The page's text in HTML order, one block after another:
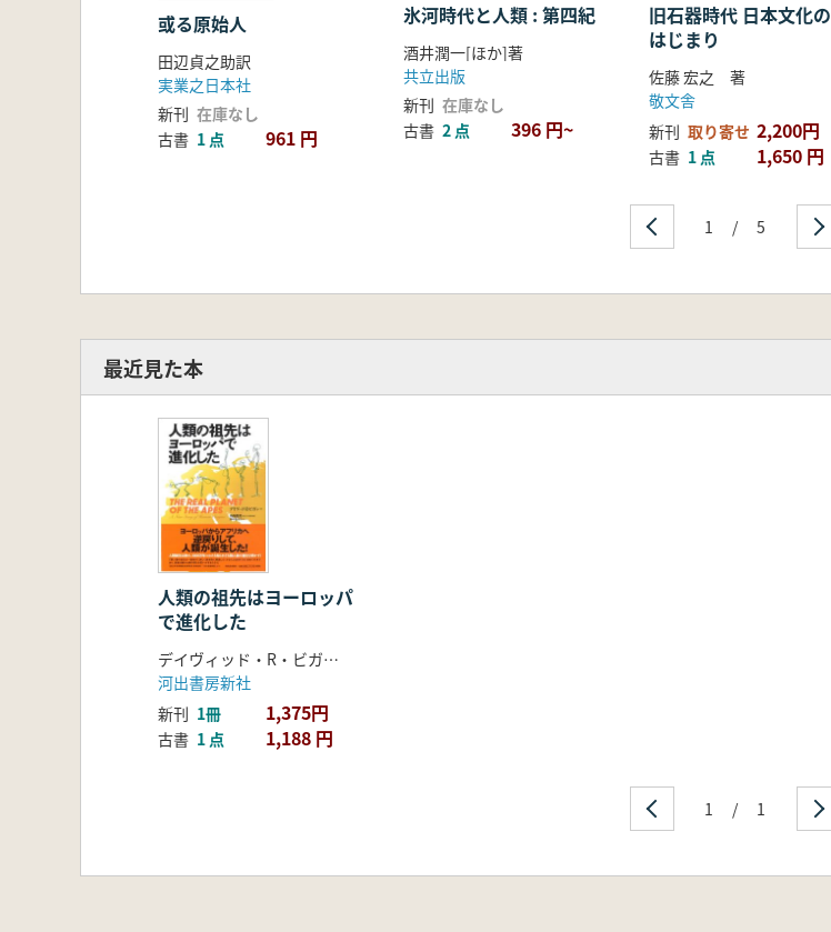
或る原始人
田辺貞之助訳
実業之日本社
新刊 在庫なし
古書 1 点 961 円
氷河時代と人類 : 第四紀
酒井潤一[ほか]著
共立出版
新刊 在庫なし
古書 2 点 396 円~
旧石器時代 日本文化の
はじまり
佐藤 宏之 著
敬文舎
新刊 取り寄せ 2,200円
古書 1 点 1,650 円
1 / 5
最近見た本
人類の祖先はヨーロッパ
で進化した
デイヴィッド・R・ビガン 著 馬場 悠男 監訳・日本語版解説 野中 香方子 訳
河出書房新社
新刊 1冊 1,375円
古書 1 点 1,188 円
1 / 1